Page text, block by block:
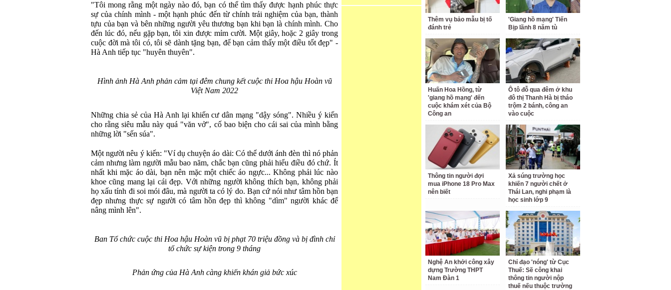
"Tôi mong rằng một ngày nào đó, bạn có thể tìm thấy được hạnh phúc thực
sự của chính mình - một hạnh phúc đến từ chính trải nghiệm của bạn, thành
tựu của bạn và bên những người yêu thương bạn khi bạn là chính mình. Cho
đến lúc đó, nếu gặp bạn, tôi xin được mỉm cười. Một giây, hoặc 2 giây trong
cuộc đời mà tôi có, tôi sẽ dành tặng bạn, để bạn cảm thấy một điều tốt đẹp" -
Hà Anh tiếp tục "huyên thuyên".
Hình ảnh Hà Anh phản cảm tại đêm chung kết cuộc thi Hoa hậu Hoàn vũ
Việt Nam 2022
Những chia sẻ của Hà Anh lại khiến cư dân mạng "dậy sóng". Nhiều ý kiến
cho rằng siêu mẫu này quá "văn vở", cố bao biện cho cái sai của mình bằng
những lời "sến súa".
Một người nêu ý kiến: "Ví dụ chuyện áo dài: Có thể dưới ánh đèn thì nó phản
cảm nhưng làm người mẫu bao năm, chắc bạn cũng phải hiểu điều đó chứ. Ít
nhất khi mặc áo dài, bạn nên mặc một chiếc áo ngực... Không phải lúc nào
khoe cũng mang lại cái đẹp. Với những người không thích bạn, không phải
họ xấu tính đi soi mói đâu, mà người ta có lý do. Bạn cứ nói như tâm hồn bạn
đẹp nhưng thực sự người có tâm hồn đẹp thì không "dìm" người khác để
nâng mình lên".
Ban Tổ chức cuộc thi Hoa hậu Hoàn vũ bị phạt 70 triệu đồng và bị đình chỉ
tổ chức sự kiện trong 9 tháng
Phản ứng của Hà Anh càng khiến khán giả bức xúc
Thêm vụ bảo mẫu bị tố
đánh trẻ
'Giang hồ mạng' Tiến
Bịp lãnh 8 năm tù
Huấn Hoa Hồng, từ
'giang hồ mạng' đến
cuộc khám xét của Bộ
Công an
Ô tô đỗ qua đêm ở khu
đô thị Thanh Hà bị tháo
trộm 2 bánh, công an
vào cuộc
Thông tin người đợi
mua iPhone 18 Pro Max
nên biết
Xả súng trường học
khiến 7 người chết ở
Thái Lan, nghi phạm là
học sinh lớp 9
Nghệ An khởi công xây
dựng Trường THPT
Nam Đàn 1
Chỉ đạo 'nóng' từ Cục
Thuế: Sẽ công khai
thông tin người nộp
thuế nếu thuộc trường